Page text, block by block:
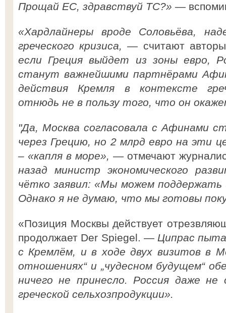
Прощай ЕС, здравствуй ТС?» —
«Хардлайнеры вроде Соловьёва,
греческого кризиса, — считают
если Греция выйдет из зоны евро,
станут важнейшими партнёрами
действия Кремля в контексте
отнюдь не в пользу того, что он
"Да, Москва согласовала с Афинами
через Грецию, но 2 млрд евро на эти
– «капля в море», — отмечают
назад министр экономического
чётко заявил: «Мы можем
Однако я не думаю, что мы готовы
«Позиция Москвы действует
продолжает Der Spiegel. — Ципрас
с Кремлём, и в ходе двух визитов в
отношениях“ и „чудесном будущем“
ничего не принесло. Россия даже
греческой сельхозпродукции».